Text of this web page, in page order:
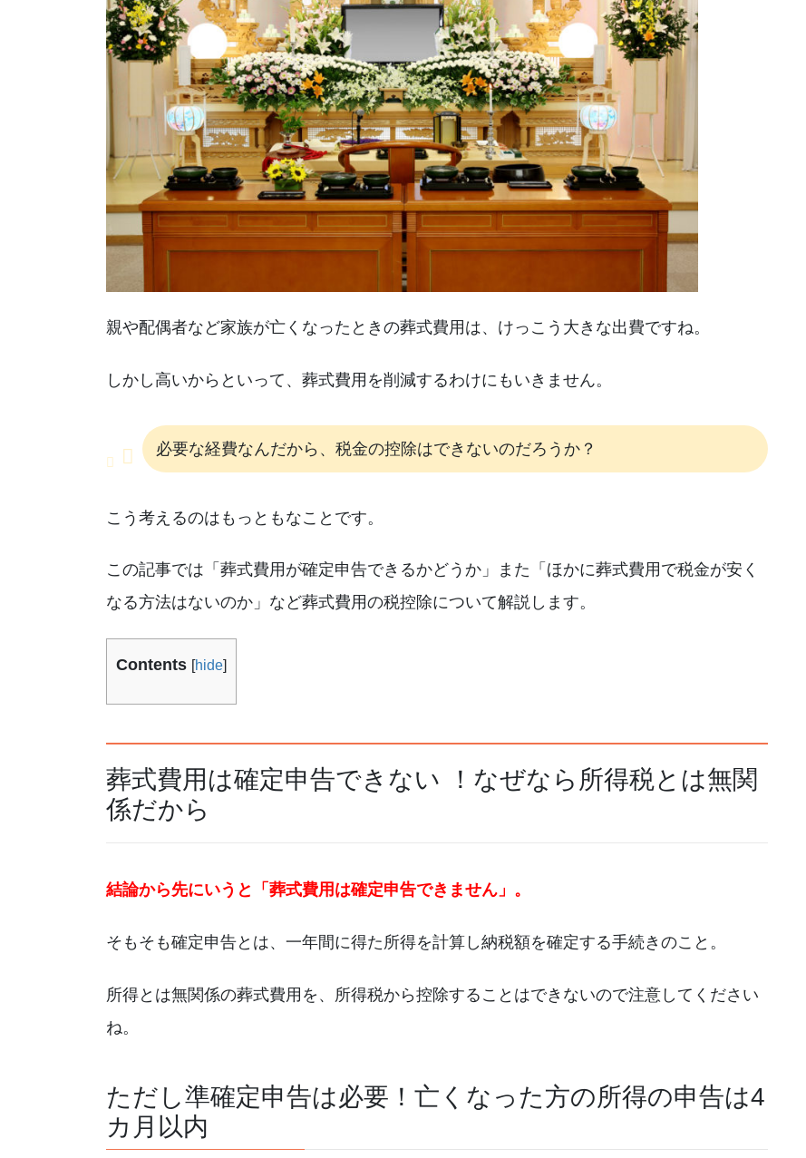
親や配偶者など家族が亡くなったときの葬式費用は、けっこう大きな出費ですね。
しかし高いからといって、葬式費用を削減するわけにもいきません。
必要な経費なんだから、税金の控除はできないのだろうか？
こう考えるのはもっともなことです。
この記事では「葬式費用が確定申告できるかどうか」また「ほかに葬式費用で税金が安く
なる方法はないのか」など葬式費用の税控除について解説します。
Contents [hide]
葬式費用は確定申告できない
！なぜなら所得税とは無関
係だから
結論から先にいうと「葬式費用は確定申告できません」。
そもそも確定申告とは、一年間に得た所得を計算し納税額を確定する手続きのこと。
所得とは無関係の葬式費用を、所得税から控除することはできないので注意してください
ね。
ただし準確定申告は必要！亡くなった方の所得の申告は4
カ月以内